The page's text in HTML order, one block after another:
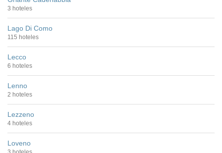
3 hoteles
Lago Di Como
115 hoteles
Lecco
6 hoteles
Lenno
2 hoteles
Lezzeno
4 hoteles
Loveno